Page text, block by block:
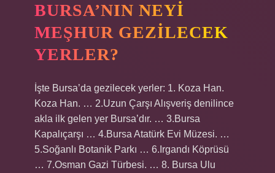
BURSA’NIN NEYI
MEŞHUR GEZILECEK
YERLER?
İşte Bursa’da gezilecek yerler: 1. Koza Han.
Koza Han. … 2.Uzun Çarşı Alışveriş denilince
akla ilk gelen yer Bursa’dır. … 3.Bursa
Kapalıçarşı … 4.Bursa Atatürk Evi Müzesi. …
5.Soğanlı Botanik Parkı … 6.Irgandı Köprüsü
… 7.Osman Gazi Türbesi. … 8. Bursa Ulu